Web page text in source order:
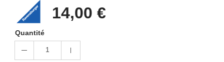
14,00 €
Quantité
1